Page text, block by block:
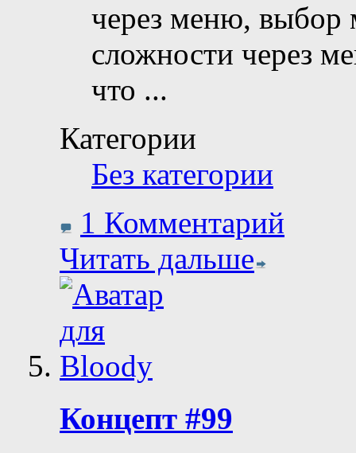
через меню, выбор
сложности через
что ...
Категории
Без категории
1 Комментарий
Читать дальше
Концепт #99